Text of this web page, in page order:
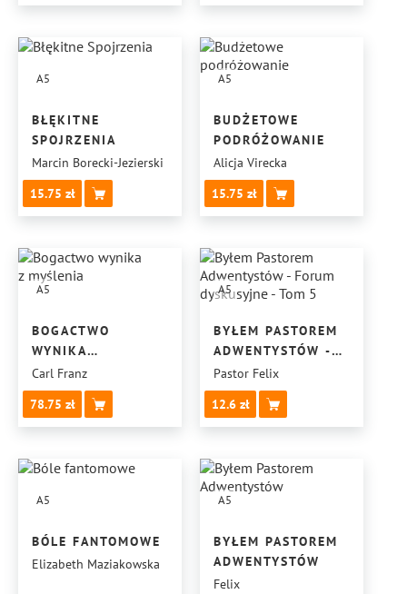
A5
BŁĘKITNE
SPOJRZENIA
Marcin Borecki-Jezierski
15.75
A5
BUDŻETOWE
PODRÓŻOWANIE
Alicja Virecka
15.75
A5
BOGACTWO
WYNIKA
Z MYŚLENIA
Carl Franz
78.75
A5
BYŁEM PASTOREM
ADWENTYSTÓW -
FORUM
DYSKUSYJNE -
TOM 5
Pastor Felix
12.6
A5
BÓLE FANTOMOWE
Elizabeth Maziakowska
A5
BYŁEM PASTOREM
ADWENTYSTÓW
Felix